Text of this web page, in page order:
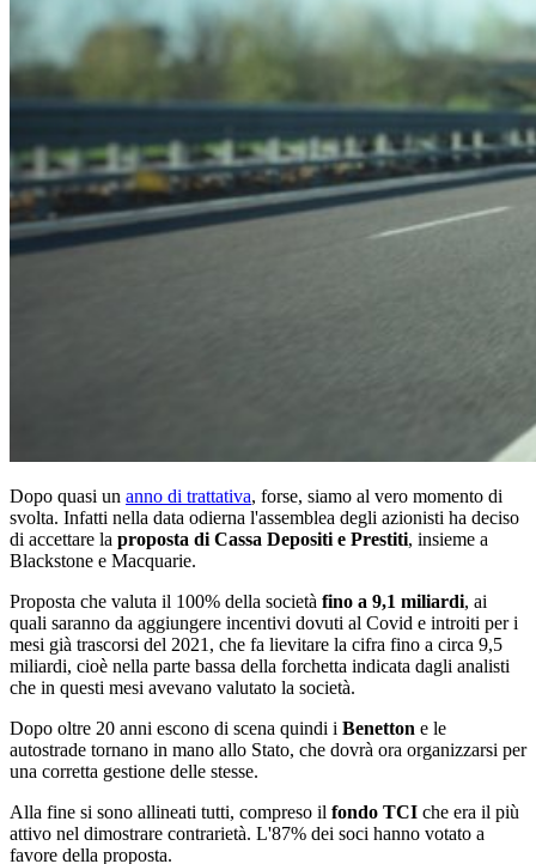
Dopo quasi un anno di trattativa, forse, siamo al vero momento di
svolta. Infatti nella data odierna l'assemblea degli azionisti ha deciso
di accettare la proposta di Cassa Depositi e Prestiti, insieme a
Blackstone e Macquarie.
Proposta che valuta il 100% della società fino a 9,1 miliardi, ai
quali saranno da aggiungere incentivi dovuti al Covid e introiti per i
mesi già trascorsi del 2021, che fa lievitare la cifra fino a circa 9,5
miliardi, cioè nella parte bassa della forchetta indicata dagli analisti
che in questi mesi avevano valutato la società.
Dopo oltre 20 anni escono di scena quindi i Benetton e le
autostrade tornano in mano allo Stato, che dovrà ora organizzarsi per
una corretta gestione delle stesse.
Alla fine si sono allineati tutti, compreso il fondo TCI che era il più
attivo nel dimostrare contrarietà. L'87% dei soci hanno votato a
favore della proposta.